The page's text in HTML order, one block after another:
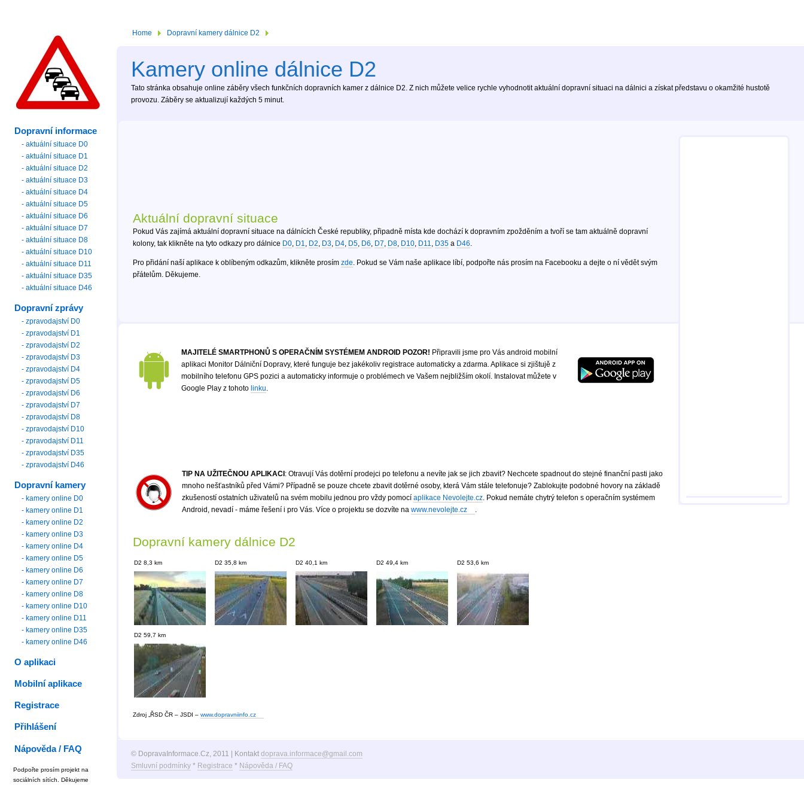
Home Dopravní kamery dálnice D2
Kamery online dálnice D2
Tato stránka obsahuje online záběry všech funkčních dopravních kamer z dálnice D2. Z nich můžete velice rychle vyhodnotit aktuální dopravní situaci na dálnici a získat představu o okamžité hustotě
provozu. Záběry se aktualizují každých 5 minut.
Aktuální dopravní situace
Pokud Vás zajímá aktuální dopravní situace na dálnících České republiky, připadně místa kde dochází k dopravním zpožděním a tvoří se tam aktuálně dopravní
kolony, tak klikněte na tyto odkazy pro dálnice D0, D1, D2, D3, D4, D5, D6, D7, D8, D10, D11, D35a D46.
Pro přidání naší aplikace k oblíbeným odkazům, klikněte prosím zde. Pokud se Vám naše aplikace líbí, podpořte nás prosím na Facebooku a dejte o ní vědět svým
přátelům. Děkujeme.
MAJITELÉ SMARTPHONŮ S OPERAČNÍM SYSTÉMEM ANDROID POZOR! Připravili jsme pro Vás android mobilní
aplikaci Monitor Dálniční Dopravy, které funguje bez jakékoliv registrace automaticky a zdarma. Aplikace si zjištujě z
mobilního telefonu GPS pozici a automaticky informuje o problémech ve Vašem nejbližším okolí. Instalovat můžete v
Google Play z tohoto linku.
TIP NA UŽITEČNOU APLIKACI: Otravují Vás dotěrní prodejci po telefonu a nevíte jak se jich zbavit? Nechcete spadnout do stejné finanční pasti jako
mnoho nešťastníků před Vámi? Případně se pouze chcete zbavit dotěrné osoby, která Vám stále telefonuje? Zablokujte podobné hovory na základě
zkušeností ostatních uživatelů na svém mobilu jednou pro vždy pomocíaplikace Nevolejte.cz . Pokud nemáte chytrý telefon s operačním systémem
Android, nevadí - máme řešení i pro Vás. Více o projektu se dozvíte nawww.nevolejte.cz
Dopravní kamery dálnice D2
D2 8,3 km D2 35,8 km D2 40,1 km D2 49,4 km D2 53,6 km
D2 59,7 km
Zdroj „ŘSD ČR – JSDI – www.dopravniinfo.cz
© DopravaInformace.Cz, 2011 | Kontakt doprava.informace@gmail.com
Smluvní podmínky* Registrace * Nápověda / FAQ
Dopravní informace
- aktuální situace D0
- aktuální situace D1
- aktuální situace D2
- aktuální situace D3
- aktuální situace D4
- aktuální situace D5
- aktuální situace D6
- aktuální situace D7
- aktuální situace D8
- aktuální situace D10
- aktuální situace D11
- aktuální situace D35
- aktuální situace D46
Dopravní zprávy
- zpravodajství D0
- zpravodajství D1
- zpravodajství D2
- zpravodajství D3
- zpravodajství D4
- zpravodajství D5
- zpravodajství D6
- zpravodajství D7
- zpravodajství D8
- zpravodajství D10
- zpravodajství D11
- zpravodajství D35
- zpravodajství D46
Dopravní kamery
- kamery online D0
- kamery online D1
- kamery online D2
- kamery online D3
- kamery online D4
- kamery online D5
- kamery online D6
- kamery online D7
- kamery online D8
- kamery online D10
- kamery online D11
- kamery online D35
- kamery online D46
O aplikaci
Mobilní aplikace
Registrace
Přihlášení
Nápověda / FAQ
Podpořte prosím projekt na
sociálních sítích. Děkujeme